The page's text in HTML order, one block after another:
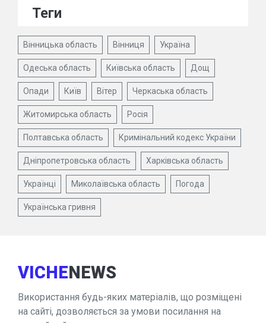
Теги
Вінницька область Вінниця Україна
Одеська область Київська область Дощ
Опади Київ Вітер Черкаська область
Житомирська область Росія
Полтавська область Кримінальний кодекс України
Дніпропетровська область Харківська область
Українці Миколаївська область Погода
Українська гривня
VICHENEWS
Використання будь-яких матеріалів, що розміщені
на сайті, дозволяється за умови посилання на